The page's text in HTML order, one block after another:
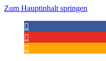
Zum Hauptinhalt springen